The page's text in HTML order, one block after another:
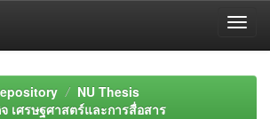
NU Thesis
เศรษฐศาสตร์และการสื่อสาร